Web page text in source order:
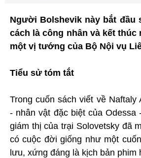
Người Bolshevik này bắt
cách là công nhân và kết
một vị tướng của Bộ Nội vụ
Tiểu sử tóm tắt
Trong cuốn sách viết về Naftaly
- nhân vật đặc biệt của Odessa
giám thị của trại Solovetsky đã
có cuộc đời giống như một
lưu, xứng đáng là kịch bản phim